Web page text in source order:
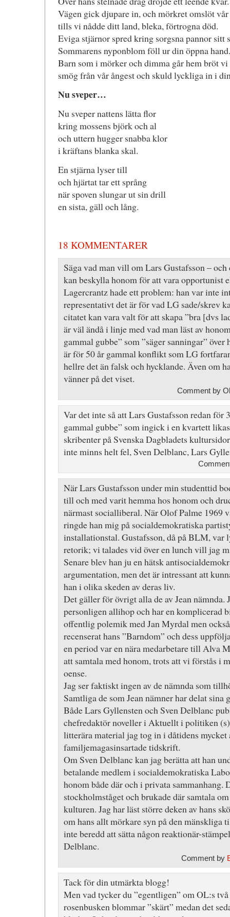
Vägen gick djupare in, och mörkret omslöt vår
tills vi nådde ditt land, bleka, förtrogna död.
Eviga stjärnor spred kring sorgsna pannor sitt
Sommarens nyponblom föll ur din öppna hand.
Barn som i mörker och dimma går hem bröt
smög från vår ångest och skuld lyckliga in i
Nu sveper…
Nu sveper nattens lätta flor
kring mossens björk och al
och uttern hugger snabba klor
i kräftans blanka skal.
En stjärna lyser till
och hjärtat tar ett språng
när spoven slungar ut sin drill
en sista, gäll och lång.
18 KOMMENTARER
Säga vad man vill om Lars Gustafsson –
kan beskylla honom för att vara opportunist
Lagercrantz hade ett problem: han var inte
representativt det är för vad LG sade/skrev
citatet kan vara valt för att skapa ”bra [dvs
är väl ändå i linje med vad man läst av
gammal gubbe” som ”säger sanningar”
är för 50 år gammal konflikt som LG
hellre det än falsk och hycklande. Även om
vänner på det viset.
Comment by
Var det inte så att Lars Gustafsson redan för
gammal gubbe” som ingick i en kvartett
skribenter på Svenska Dagbladets
inte minns helt fel, Sven Delblanc, Lars
När Lars Gustafsson under min studenttid
till och med varit hemma hos honom och
närmast socialliberal. När Olof Palme 1969
ringde han mig på socialdemokratiska
installationstal. Gustafsson, då på BLM, var
retorik; vi talades vid över en lunch vill jag
Senare blev han ju en hätsk
argumentation, men det är intressant att
han i olika skeden av deras liv.
Det gäller för övrigt alla de av Jean nämnda.
personligen allihop och har en komplicerad
offentlig polemik med Jan Myrdal men
recenserat hans ”Barndom” och dess
en period var en nära medarbetare till Alva
att samtala med honom, trots att vi förstås i
oense.
Jag ser faktiskt ingen av de nämnda som
Samtliga de som Jean nämner har delat
Både Lars Gyllensten och Sven Delblanc
chefredaktör noveller i Aktuellt i politiken (s)
litterära material jag tog in i dåtidens mycket
familjemagasinsartade tidskrift.
Om Sven Delblanc kan jag berätta att han
betalande medlem i socialdemokratiska
honom både där och i privata sammanhang.
stockholmståget och brukade där samtala
kulturen. Jag har läst större deken av hans
om hans allt mörkare syn på den mänskliga
inte beredd att sätta någon reaktionär-
Delblanc.
Comment by
Tack för din utmärkta blogg!
Men vad tycker du ”egentligen” om OL:s
rosenbusken blommar ”skärt” medan det